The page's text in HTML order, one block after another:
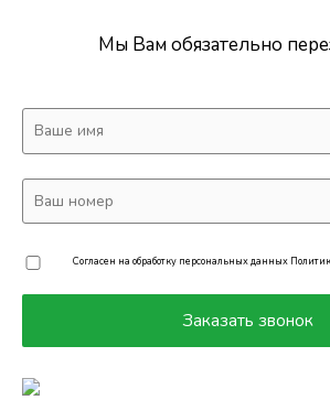
Мы Вам обязательно
Согласен на обработку персональных данных